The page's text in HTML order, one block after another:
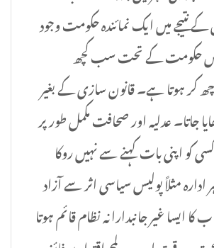
میں ایک نمائندہ حکومت وجود
حکومت کے تحت سب کچھ
کر ہوتا ہے۔ قانون سازی کے بغیر
جاتا۔ عدلیہ اور صحافت مکمل طور پر
کو اپنی بات کہنے سے نہیں روکا
ادارہ مثلاً پولیس سیاسی اثر سے آزاد
ایسا غیر جانبدارانہ نظام قائم ہوتا